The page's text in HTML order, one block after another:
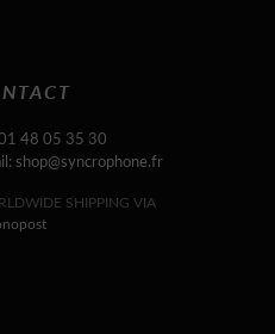
48 05 35 30
shop@syncrophone.fr
SHIPPING VIA